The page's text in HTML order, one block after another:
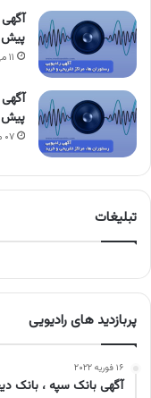
پیش
۱۱ می ۲۰۲۶
پیش
۰۷ می ۲۰۲۶
تبلیغات
پربازدید های رادیویی
۱۶ فوریه ۲۰۲۲
آگهی بانک سپه ، بانک